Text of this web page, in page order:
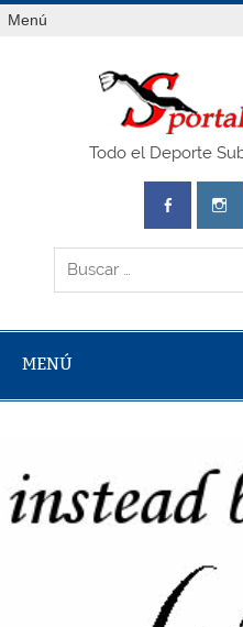
Saltar
alMenú
Todo el Deporte
MENÚ